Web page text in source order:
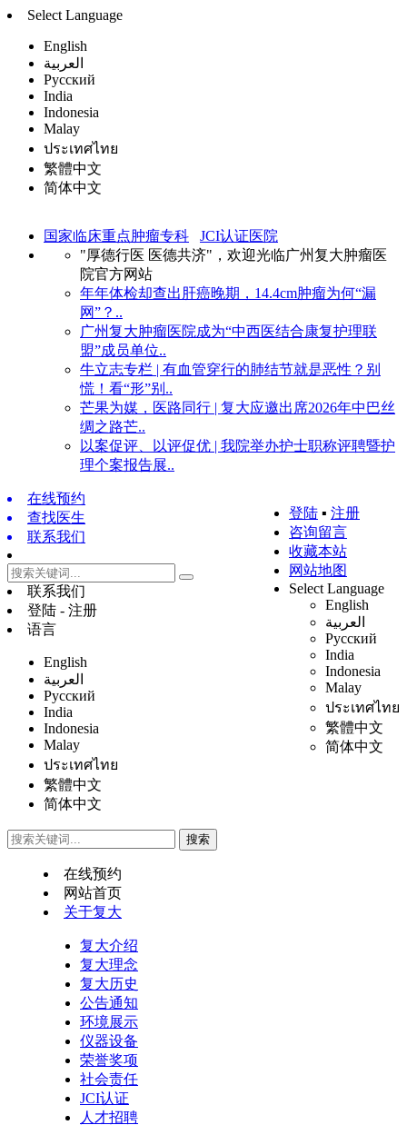
Select Language
English
العربية
Русский
India
Indonesia
Malay
ประเทศไทย
繁體中文
简体中文
国家临床重点肿瘤专科
JCI认证医院
"厚德行医 医德共济"，欢迎光临广州复大肿瘤医
院官方网站
年年体检却查出肝癌晚期，14.4cm肿瘤为何“漏
网”？..
广州复大肿瘤医院成为“中西医结合康复护理联
盟”成员单位..
牛立志专栏 | 有血管穿行的肺结节就是恶性？别
慌！看“形”别..
芒果为媒，医路同行 | 复大应邀出席2026年中巴丝
绸之路芒..
以案促评、以评促优 | 我院举办护士职称评聘暨护
理个案报告展..
登陆 ▪ 注册
咨询留言
收藏本站
网站地图
Select Language
English
العربية
Русский
India
Indonesia
Malay
ประเทศไทย
繁體中文
简体中文
在线预约
查找医生
联系我们
联系我们
登陆 - 注册
语言
English
العربية
Русский
India
Indonesia
Malay
ประเทศไทย
繁體中文
简体中文
在线预约
网站首页
关于复大
复大介绍
复大理念
复大历史
公告通知
环境展示
仪器设备
荣誉奖项
社会责任
JCI认证
人才招聘